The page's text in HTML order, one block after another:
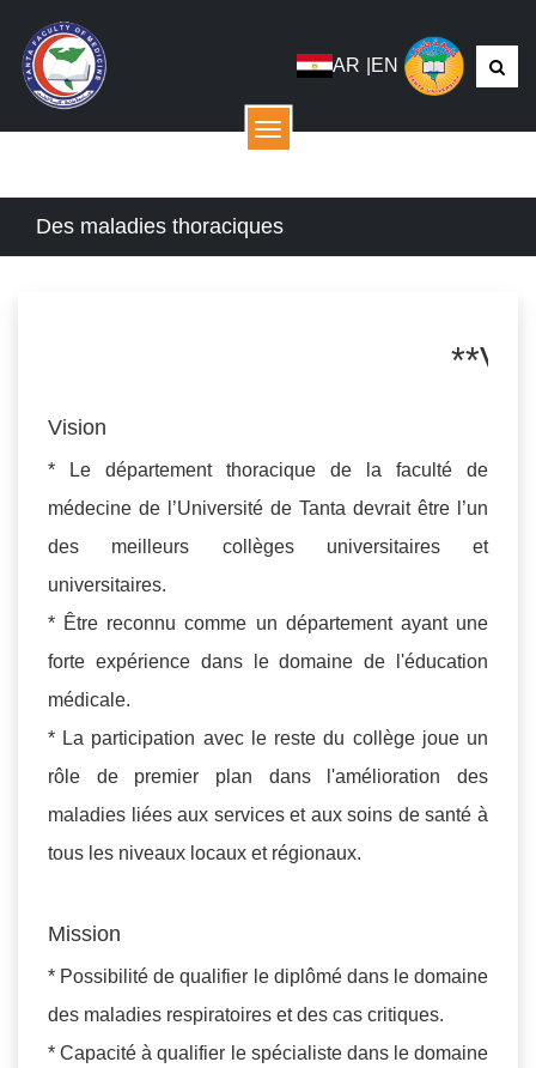
AR EN
menu
Des maladies thoraciques
Vision
* Le département thoracique de la faculté de
médecine de l’Université de Tanta devrait être l’un
des meilleurs collèges universitaires et
universitaires.
* Être reconnu comme un département ayant une
forte expérience dans le domaine de l'éducation
médicale.
* La participation avec le reste du collège joue un
rôle de premier plan dans l'amélioration des
maladies liées aux services et aux soins de santé à
tous les niveaux locaux et régionaux.
Mission
* Possibilité de qualifier le diplômé dans le domaine
des maladies respiratoires et des cas critiques.
* Capacité à qualifier le spécialiste dans le domaine